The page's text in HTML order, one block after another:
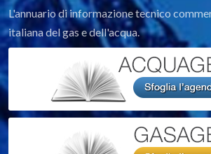
L'annuario di informazione tecnico
italiana del gas e dell'acqua.